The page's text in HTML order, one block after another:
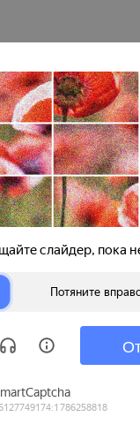
Продавцам